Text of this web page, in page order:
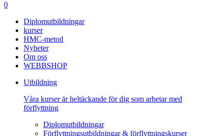
0
Diplomutbildningar
kurser
HMC-metod
Nyheter
Om oss
WEBBSHOP
Utbildning
Våra kurser är heltäckande för dig som arbetar med
förflyttning
Diplomutbildningar
Förflyttningsutbildningar & förflyttningskurser